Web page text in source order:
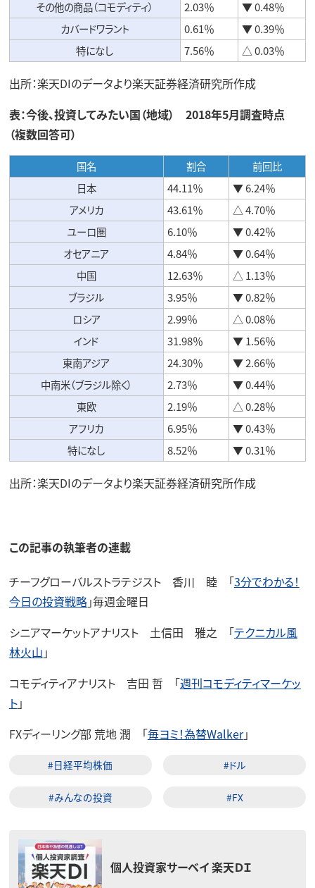
その他の商品（コモディティ） 2.03％
▼ 0.48％
カバードワラント
0.61％
▼ 0.39％
特になし
7.56％ △ 0.03％
出所：楽天DIのデータより楽天証券経済研究所作成
表：今後、投資してみたい国（地域） 2018年5月調査時点
（複数回答可）
国名 割合
前回比
日本
44.11％
▼ 6.24％
アメリカ
43.61％
△ 4.70％
ユーロ圏
6.10％
▼ 0.42％
オセアニア
4.84％
▼ 0.64％
中国
12.63％
△ 1.13％
ブラジル
3.95％
▼ 0.82％
ロシア
2.99％
△ 0.08％
インド
31.98％
▼ 1.56％
東南アジア
24.30％
▼ 2.66％
中南米（ブラジル除く）
2.73％
▼ 0.44％
東欧
2.19％
△ 0.28％
アフリカ
6.95％
▼ 0.43％
特になし
8.52％ ▼ 0.31％
出所：楽天DIのデータより楽天証券経済研究所作成
この記事の執筆者の連載
チーフグローバルストラテジスト 香川 睦 「3分でわかる！
今日の投資戦略」毎週金曜日
シニアマーケットアナリスト 土信田 雅之 「テクニカル風
林火山 」
コモディティアナリスト 吉田 哲 「週刊コモディティマーケッ
ト」
FXディーリング部 荒地 潤 「毎ヨミ！為替Walker」
#日経平均株価 #ドル
#みんなの投資 #FX
個人投資家サーベイ 楽天ＤＩ